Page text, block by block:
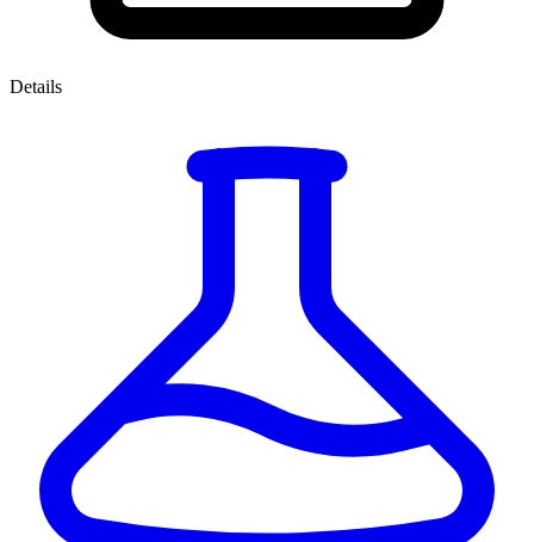
Details